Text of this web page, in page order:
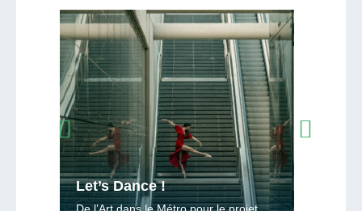
Saisissez le code
PARTAGER
Lire la suite
Let’s Dance !